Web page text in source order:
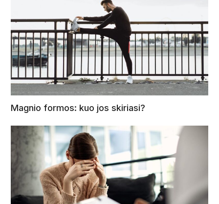
Magnio formos: kuo jos skiriasi?